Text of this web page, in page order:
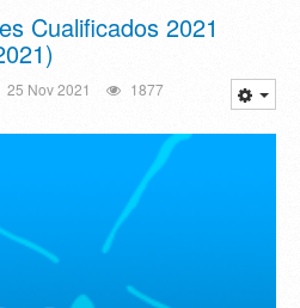
Cualificados 2021
25 Nov 2021 1877